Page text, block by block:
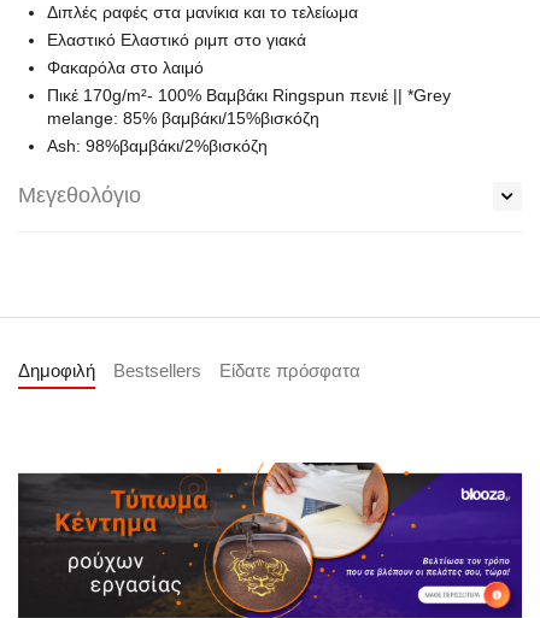
Διπλές ραφές στα μανίκια και το τελείωμα
Ελαστικό Ελαστικό ριμπ στο γιακά
Φακαρόλα στο λαιμό
Πικέ 170g/m²- 100% Βαμβάκι Ringspun πενιέ || *Grey
melange: 85% βαμβάκι/15%βισκόζη
Ash: 98%βαμβάκι/2%βισκόζη
Μεγεθολόγιο
Δημοφιλή Bestsellers Είδατε πρόσφατα